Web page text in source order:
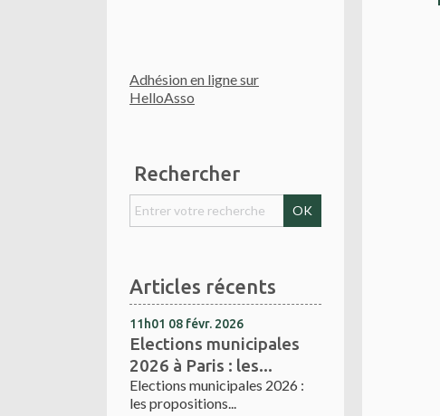
Adhésion en ligne sur
HelloAsso
Rechercher
Articles récents
11h01 08 févr. 2026
Elections municipales
2026 à Paris : les...
Elections municipales 2026 :
les propositions...